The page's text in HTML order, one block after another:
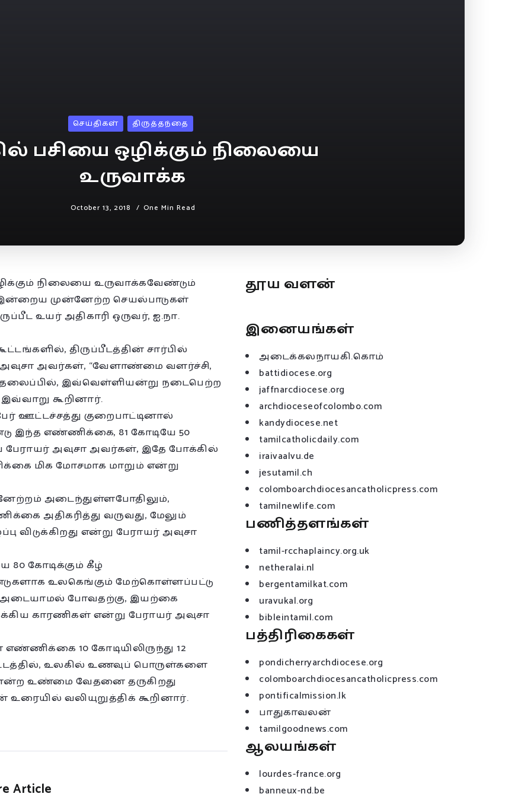
செய்திகள் திருத்தந்தை
பசியை ஒழிக்கும் நிலையை
உருவாக்க
October 13, 2018 One Min Read
நிலையை உருவாக்கவேண்டும்
முன்னேற்ற செயல்பாடுகள்
உயர் அதிகாரி ஒருவர், ஐ.நா.
திருப்பீடத்தின் சார்பில்
அவர்கள், “வேளாண்மை வளர்ச்சி,
தலைப்பில், இவ்வெள்ளியன்று நடைபெற்ற
கூறினார்.
ஊட்டச்சத்து குறைபாட்டினால்
இந்த எண்ணிக்கை, 81 கோடியே 50
பேராயர் அவுசா அவர்கள், இதே போக்கில்
மிக மோசமாக மாறும் என்று
அடைந்துள்ளபோதிலும்,
அதிகரித்து வருவது, மேலும்
விடுக்கிறது என்று பேராயர் அவுசா
கோடிக்கும் கீழ்
உலகெங்கும் மேற்கொள்ளப்பட்டு
அடையாமல் போவதற்கு, இயற்கை
காரணிகள் என்று பேராயர் அவுசா
10 கோடியிலிருந்து 12
உலகில் உணவுப் பொருள்களை
உண்மை வேதனை தருகிறது
வலியுறுத்திக் கூறினார்.
Article
தூய வளன்
இனையங்கள்
அடைக்கலநாயகி.கொம்
battidiocese.org
jaffnarcdiocese.org
archdioceseofcolombo.com
kandydiocese.net
tamilcatholicdaily.com
iraivaalvu.de
jesutamil.ch
colomboarchdiocesancatholicpress.com
tamilnewlife.com
பணித்தளங்கள்
tamil-rcchaplaincy.org.uk
netheralai.nl
bergentamilkat.com
uravukal.org
bibleintamil.com
பத்திரிகைகள்
pondicherryarchdiocese.org
colomboarchdiocesancatholicpress.com
pontificalmission.lk
பாதுகாவலன்
tamilgoodnews.com
ஆலயங்கள்
lourdes-france.org
banneux-nd.be